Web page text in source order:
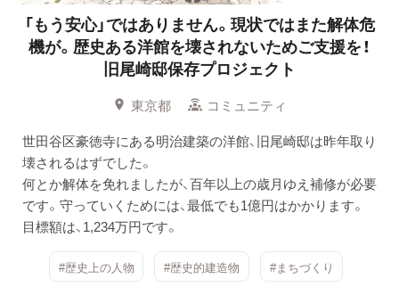
「もう安心」ではありません。現状ではまた解体危
機が。歴史ある洋館を壊されないためご支援を！
旧尾崎邸保存プロジェクト
東京都
コミュニティ
世田谷区豪徳寺にある明治建築の洋館、旧尾崎邸は昨年取り
壊されるはずでした。
何とか解体を免れましたが、百年以上の歳月ゆえ補修が必要
です。守っていくためには、最低でも1億円はかかります。
目標額は、1,234万円です。
#歴史上の人物 #歴史的建造物 #まちづくり